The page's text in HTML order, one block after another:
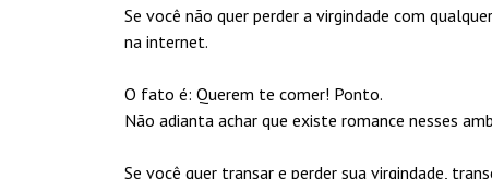
Se você não quer perder a virgindade com
na internet.
O fato é: Querem te comer! Ponto.
Não adianta achar que existe romance nesses
Se você quer transar e perder sua virgindade,